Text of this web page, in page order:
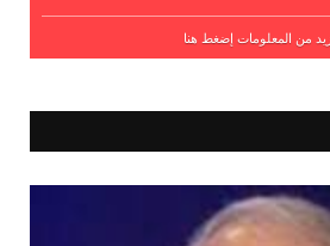
من المعلومات إضغط هنا